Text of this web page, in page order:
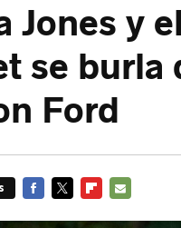
Jones y
se burla
Ford